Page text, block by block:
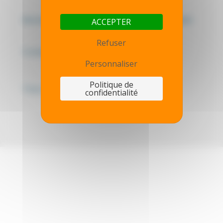
Mentions légales - Politique de confidentialité
ACCEPTER
Refuser
Personnaliser
Politique de
confidentialité